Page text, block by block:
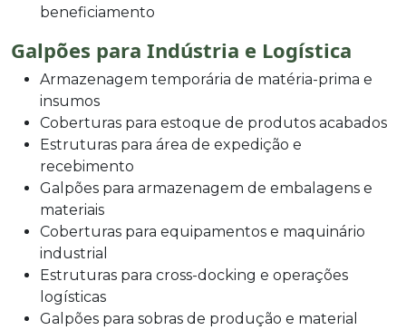
beneficiamento
Galpões para Indústria e Logística
Armazenagem temporária de matéria-prima e
insumos
Coberturas para estoque de produtos acabados
Estruturas para área de expedição e
recebimento
Galpões para armazenagem de embalagens e
materiais
Coberturas para equipamentos e maquinário
industrial
Estruturas para cross-docking e operações
logísticas
Galpões para sobras de produção e material